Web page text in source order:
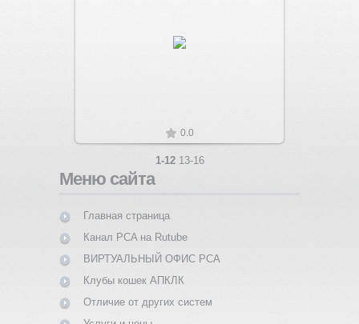
Увеличить
0.0
1-12 13-16
Меню сайта
Главная страница
Канал PCA на Rutube
ВИРТУАЛЬНЫЙ ОФИС PCA
Клубы кошек АПКЛК
Отличие от других систем